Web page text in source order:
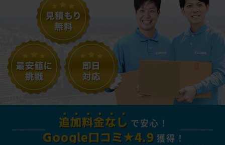
追加料金なし で安心！
Google口コミ★4.9 獲得！